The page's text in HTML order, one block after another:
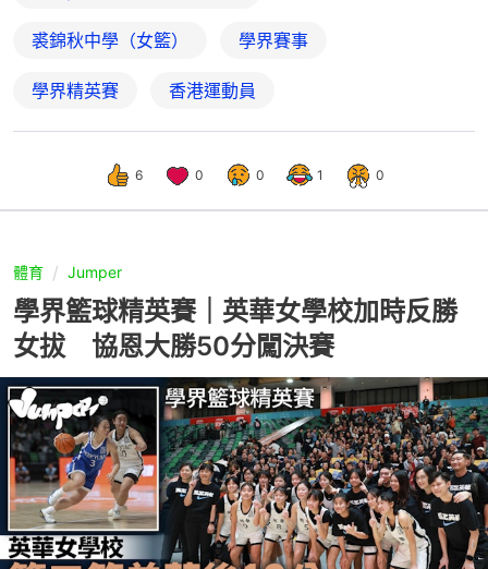
裘錦秋中學（女籃） 學界賽事
學界精英賽 香港運動員
6 0 0 1 0
體育 Jumper
學界籃球精英賽｜英華女學校加時反勝
女拔 協恩大勝50分闖決賽